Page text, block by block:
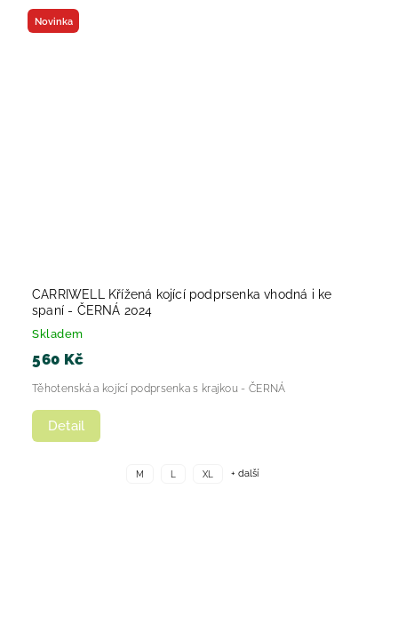
Novinka
CARRIWELL Křížená kojící podprsenka vhodná i ke
spaní - ČERNÁ 2024
Skladem
560 Kč
Detail
Těhotenská a kojící podprsenka s krajkou - ČERNÁ
M L XL + další